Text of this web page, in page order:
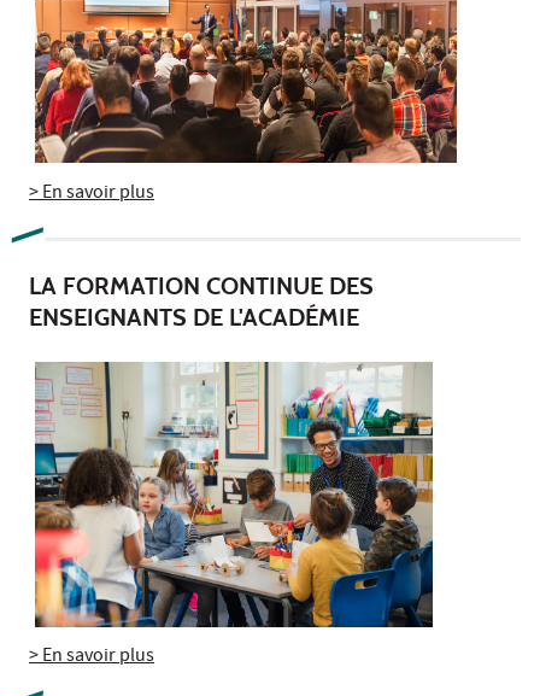
> En savoir plus
LA FORMATION CONTINUE DES
ENSEIGNANTS DE L'ACADÉMIE
> En savoir plus